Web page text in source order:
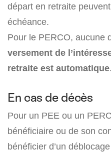
départ en retraite
échéance.
Pour le PERCO, aucune
versement de
retraite est automatique.
En cas de décès
Pour un PEE ou un
bénéficiaire ou de son
bénéficier d’un